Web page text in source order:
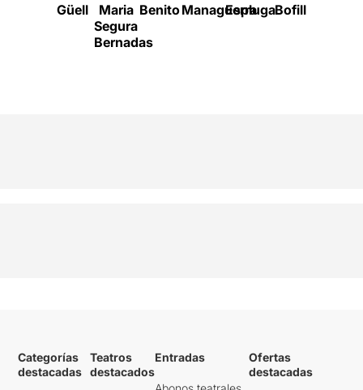
Güell
Maria
Segura
Bernadas
BenitoManaguerra
EsplugaBofill
Categorías
destacadas
Teatros
destacados
Entradas
Ofertas
destacadas